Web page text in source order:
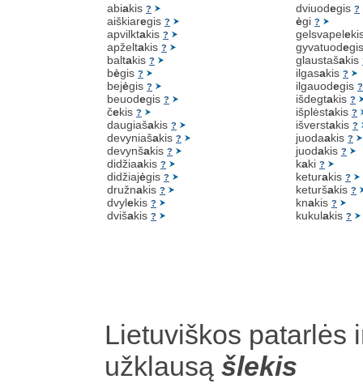
abiakis ?
aiškiaregis ?
apvilktakis ?
apželtakis ?
baltakis ?
bėgis ?
bejėgis ?
beuodegis ?
čekis ?
daugiašakis ?
devyniašakis ?
devynšakis ?
didžiaakis ?
didžiajėgis ?
družnakis ?
dvylekis ?
dvišakis ?
dviuodegis ?
ėgi ?
gelsvapele
gyvatuode
glaustašakis
ilgasakis ?
ilgauodegis ?
išdegtakis ?
išplėstakis ?
išverstakis ?
juodaakis ?
juodakis ?
kaki ?
keturakis ?
keturšakis ?
knakis ?
kukulakis ?
Lietuviškos patarlės
užklausą šlekis